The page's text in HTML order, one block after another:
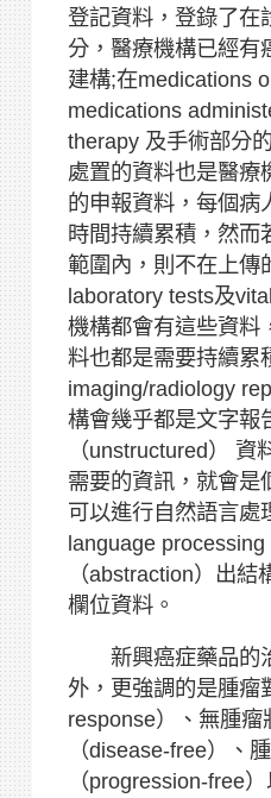
登記資料，登錄了在
分，醫療機構已經有
建構;在medications
medications
therapy 及手術部分
處置的資料也是醫療
的申報資料，每個病
時間持續累積，然而
範圍內，則不在上傳
laboratory tests及
機構都會有這些資料
料也都是需要持續累
imaging/radiology
構會幾乎都是文字報
（unstructured）
需要的資訊，就會是
可以進行自然語言處
language
（abstraction）出結
欄位資料。
新興癌症藥品的
外，更強調的是腫瘤
response）、無腫瘤
（disease-free）、
（progression-free